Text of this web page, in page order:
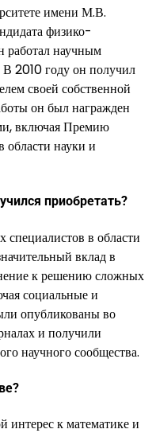
имени М.В.
физико-
работал научным
В 2010 году он получил
своей собственной
он был награжден
включая Премию
области науки и
приобретать?
специалистов в области
вклад в
к решению сложных
социальные и
опубликованы во
и получили
научного сообщества.
интерес к математике и